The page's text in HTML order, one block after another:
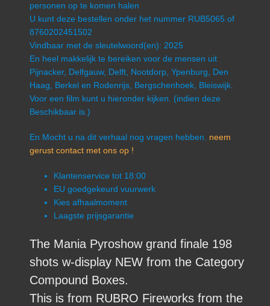
personen op te komen halen
U kunt deze bestellen onder het nummer RUB5065 of
8760202451502
Vindbaar met de sleutelwoord(en): 2025
En heel makkelijk te bereiken voor de mensen uit
Pijnacker, Delfgauw, Delft, Nootdorp, Ypenburg, Den
Haag, Berkel en Rodenrijs, Bergschenhoek, Bleiswijk.
Voor een film kunt u hieronder kijken. (indien deze
Beschikbaar is.)
En Mocht u na dit verhaal nog vragen hebben. neem
gerust contact met ons op !
Klantenservice tot 18:00
EU goedgekeurd vuurwerk
Kies afhaalmoment
Laagste prijsgarantie
The Mania Pyroshow grand finale 198
shots w-display NEW from the Category
Compound Boxes.
This is from RUBRO Fireworks from the